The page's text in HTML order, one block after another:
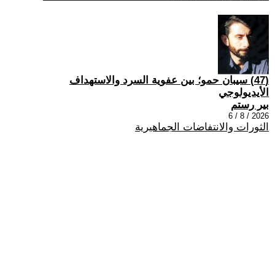
(47) سيبان حمو؛ بين عفوية السرد والاستهداف
الأيديولوجي
بير رستم
2026 / 8 / 6
الثورات والانتفاضات الجماهيرية